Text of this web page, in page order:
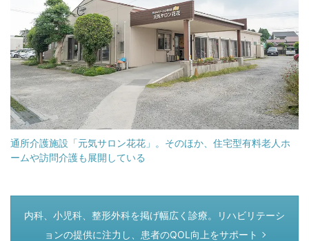
通所介護施設「元気サロン花花」。そのほか、住宅型有料老人ホ
ームや訪問介護も展開している
つぎのページ
内科、小児科、整形外科を掲げ幅広く診療。リハビリテーシ
ョンの提供に注力し、患者のQOL向上をサポート